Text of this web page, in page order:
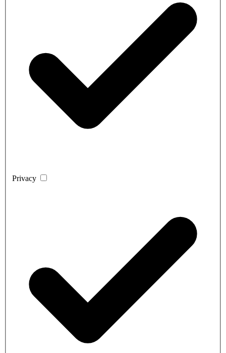
Privacy